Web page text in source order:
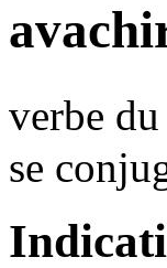
verbe
se